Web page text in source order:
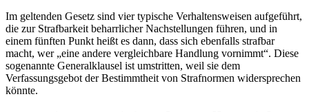
Im geltenden Gesetz sind vier typische Verhaltensweisen aufgeführt,
die zur Strafbarkeit beharrlicher Nachstellungen führen, und in
einem fünften Punkt heißt es dann, dass sich ebenfalls strafbar
macht, wer „eine andere vergleichbare Handlung vornimmt“. Diese
sogenannte Generalklausel ist umstritten, weil sie dem
Verfassungsgebot der Bestimmtheit von Strafnormen widersprechen
könnte.